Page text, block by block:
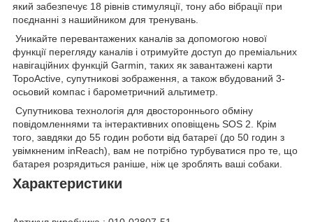
який забезпечує 18 рівнів стимуляції, тону або вібрації при
поєднанні з нашийником для тренувань.
Уникайте перевантажених каналів за допомогою нової
функції перегляду каналів і отримуйте доступ до преміальних
навігаційних функцій Garmin, таких як завантажені карти
TopoActive, супутникові зображення, а також вбудований 3-
осьовий компас і барометричний альтиметр.
Супутникова технологія для двостороннього обміну
повідомленнями та інтерактивних оповіщень SOS 2. Крім
того, завдяки до 55 годин роботи від батареї (до 50 годин з
увімкненим inReach), вам не потрібно турбуватися про те, що
батарея розрядиться раніше, ніж це зроблять ваші собаки.
Характеристики